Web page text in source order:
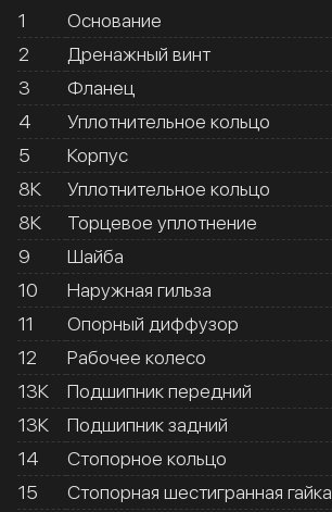
1
Основание
2
Дренажный винт
3
Фланец
4
Уплотнительное кольцо
5
Корпус
8К
Уплотнительное кольцо
8К
Торцевое уплотнение
9
Шайба
10
Наружная гильза
11
Опорный диффузор
12
Рабочее колесо
13К
Подшипник передний
13К
Подшипник задний
14
Стопорное кольцо
15
Стопорная шестигранная гайка